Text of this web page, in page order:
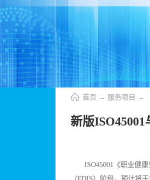
首页 → 服务项目 →
新版ISO45001
ISO45001《职业健